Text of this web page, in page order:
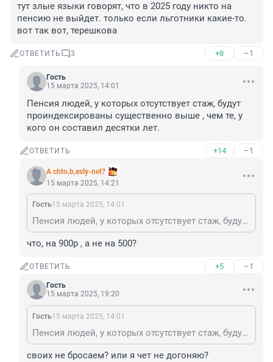
тут злые языки говорят, что в 2025 году никто на
пенсию не выйдет. только если льготники какие-то.
вот так вот, терешкова
ОТВЕТИТЬ 3 +8 –1
Гость
15 марта 2025, 14:01
Пенсия людей, у которых отсутствует стаж, будут
проиндексированы существенно выше , чем те, у
кого он составил десятки лет.
ОТВЕТИТЬ +14 –1
A chto,b,esly-net?
15 марта 2025, 14:21
Гость15 марта 2025, 14:01
Пенсия людей, у которых отсутствует стаж, будут проиндексированы существенно выше , чем те, у кого он составил десятки лет.
что, на 900р , а не на 500?
ОТВЕТИТЬ +5 –1
Гость
15 марта 2025, 19:20
Гость15 марта 2025, 14:01
Пенсия людей, у которых отсутствует стаж, будут проиндексированы существенно выше , чем те, у кого он составил десятки лет.
своих не бросаем? или я чет не догоняю?